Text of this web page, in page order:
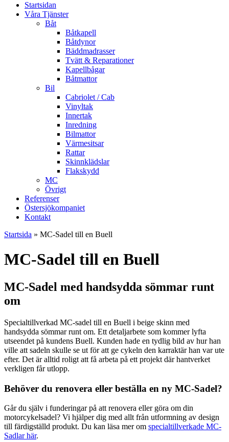
Startsidan
Våra Tjänster
Båt
Båtkapell
Båtdynor
Bäddmadrasser
Tvätt & Reparationer
Kapellbågar
Båtmattor
Bil
Cabriolet / Cab
Vinyltak
Innertak
Inredning
Bilmattor
Värmesitsar
Rattar
Skinnklädslar
Flakskydd
MC
Övrigt
Referenser
Östersjökompaniet
Kontakt
Startsida » MC-Sadel till en Buell
MC-Sadel till en Buell
MC-Sadel med handsydda sömmar runt
om
Specialtillverkad MC-sadel till en Buell i beige skinn med
handsydda sömmar runt om. Ett detaljarbete som kommer lyfta
utseendet på kundens Buell. Kunden hade en tydlig bild av hur han
ville att sadeln skulle se ut för att ge cykeln den karraktär han var ute
efter. Det är alltid roligt att få arbeta på ett projekt där hantverket
verkligen får utlopp.
Behöver du renovera eller beställa en ny MC-Sadel?
Går du själv i funderingar på att renovera eller göra om din
motorcykelsadel? Vi hjälper dig med allt från utformning av design
till färdigställd produkt. Du kan läsa mer om specialtillverkade MC-
Sadlar här.